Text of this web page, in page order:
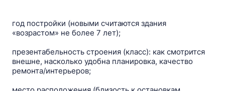
год постройки (новыми считаются здания
«возрастом» не более 7 лет);
презентабельность строения (класс): как смотрится
внешне, насколько удобна планировка, качество
ремонта/интерьеров;